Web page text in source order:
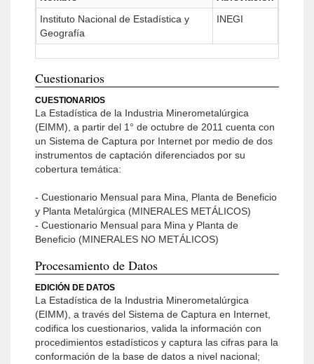
Instituto Nacional de Estadística y
Geografía
INEGI
Cuestionarios
CUESTIONARIOS
La Estadística de la Industria Minerometalúrgica
(EIMM), a partir del 1° de octubre de 2011 cuenta con
un Sistema de Captura por Internet por medio de dos
instrumentos de captación diferenciados por su
cobertura temática:
- Cuestionario Mensual para Mina, Planta de Beneficio
y Planta Metalúrgica (MINERALES METÁLICOS)
- Cuestionario Mensual para Mina y Planta de
Beneficio (MINERALES NO METÁLICOS)
Procesamiento de Datos
EDICIÓN DE DATOS
La Estadística de la Industria Minerometalúrgica
(EIMM), a través del Sistema de Captura en Internet,
codifica los cuestionarios, valida la información con
procedimientos estadísticos y captura las cifras para la
conformación de la base de datos a nivel nacional;